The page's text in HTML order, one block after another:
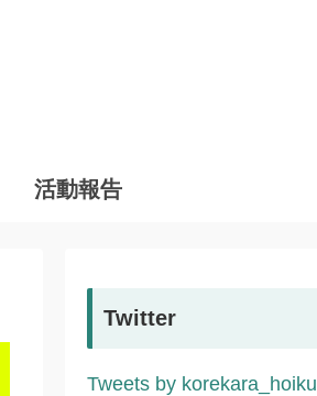
活動報告
Twitter
Tweets by korekara_hoiku